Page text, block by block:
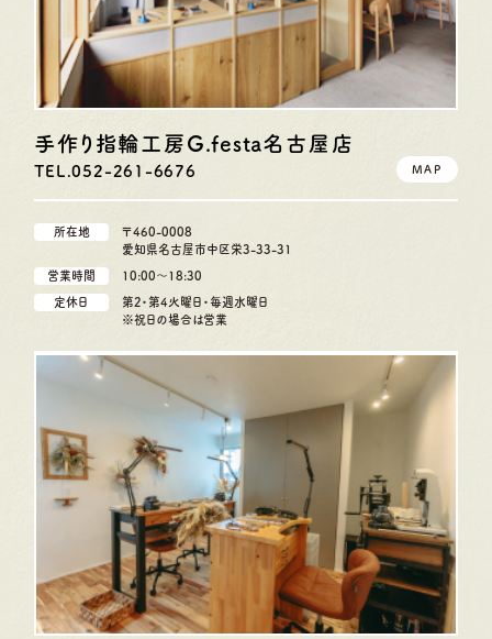
手作り指輪工房G.festa名古屋店
TEL.052-261-6676 MAP
所在地
〒460-0008
愛知県名古屋市中区栄3-33-31
営業時間 10:00〜18:30
定休日
第2・第4火曜日・毎週水曜日
※祝日の場合は営業